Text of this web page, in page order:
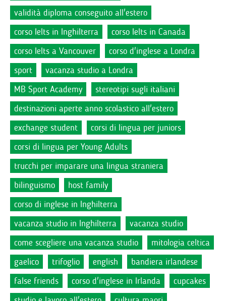
validità diploma conseguito all'estero
corso Ielts in Inghilterra
corso Ielts in Canada
corso Ielts a Vancouver
corso d'inglese a Londra
sport
vacanza studio a Londra
MB Sport Academy
stereotipi sugli italiani
destinazioni aperte anno scolastico all'estero
exchange student
corsi di lingua per juniors
corsi di lingua per Young Adults
trucchi per imparare una lingua straniera
bilinguismo
host family
corso di inglese in Inghilterra
vacanza studio in Inghilterra
vacanza studio
come scegliere una vacanza studio
mitologia celtica
gaelico
trifoglio english
bandiera irlandese
false friends
corso d'inglese in Irlanda
cupcakes